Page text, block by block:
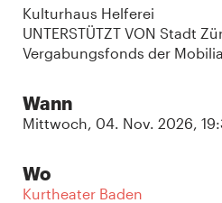
Kulturhaus Helferei
UNTERSTÜTZT VON Stadt
Vergabungsfonds der
Wann
Mittwoch, 04. Nov. 2026,
Wo
Kurtheater Baden